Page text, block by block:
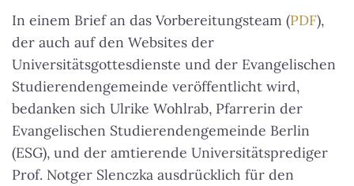
In einem Brief an das Vorbereitungsteam (PDF),
der auch auf den Websites der
Universitätsgottesdienste und der Evangelischen
Studierendengemeinde veröffentlicht wird,
bedanken sich Ulrike Wohlrab, Pfarrerin der
Evangelischen Studierendengemeinde Berlin
(ESG), und der amtierende Universitätsprediger
Prof. Notger Slenczka ausdrücklich für den